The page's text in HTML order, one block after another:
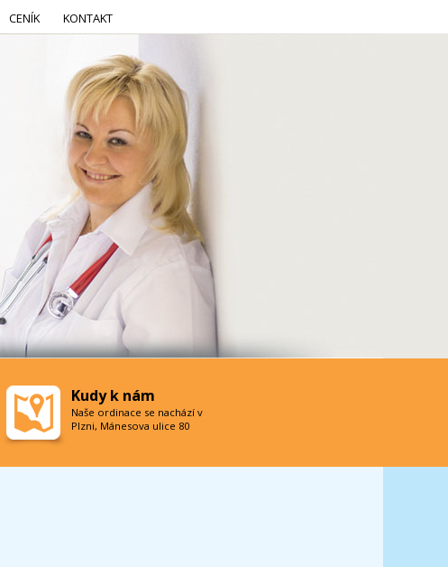
CENÍK KONTAKT
Kudy k nám
Naše ordinace se nachází v
Plzni, Mánesova ulice 80